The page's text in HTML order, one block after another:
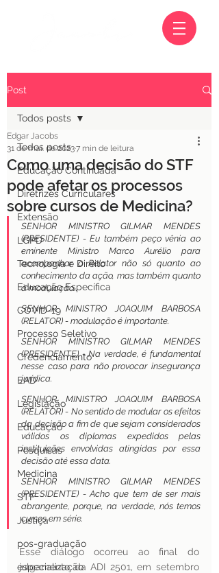
Post
Todos posts
Educação Continuada
Diretrizes Curriculares
Extensão
LGPD
Tecnologia e Direito
Educação Específica
COVID-19
Processo Seletivo
Credenciamento
EAD
Legislação
Educação
Pesquisas
Medicina
STF
Justiça
pos-graduação
especialização
Todos posts
Como uma decisão do STF
pode afetar os processos
sobre cursos de Medicina?
Edgar Jacobs
31 de mai. de 20237 min de leitura
SENHOR MINISTRO GILMAR MENDES
(PRESIDENTE) - Eu também peço vênia ao
eminente Ministro Marco Aurélio para
acompanhar o Relator não só quanto ao
conhecimento da ação, mas também quanto
à modulação...
SENHOR MINISTRO JOAQUIM BARBOSA
(RELATOR) - modulação é importante.
SENHOR MINISTRO GILMAR MENDES
(PRESIDENTE) - Na verdade, é fundamental
nesse caso para não provocar insegurança
jurídica.
SENHOR MINISTRO JOAQUIM BARBOSA
(RELATOR) - No sentido de modular os efeitos
da decisão a fim de que sejam considerados
válidos os diplomas expedidos pelas
instituições envolvidas atingidas por essa
decisão até essa data.
SENHOR MINISTRO GILMAR MENDES
(PRESIDENTE) - Acho que tem de ser mais
abrangente, porque, na verdade, nós temos
cursos em série.
Esse diálogo ocorreu ao final do
julgamento da ADI 2501, em setembro